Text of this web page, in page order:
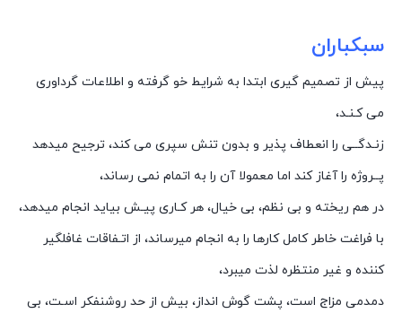
سبکباران
پیش از تصمیم گیری ابتدا به شرایط خو گرفته و اطلاعات گرداوری
می کـنـد،
زنـدگــی را انعطاف پذیر و بدون تنش سپری می کند، ترجیح میدهد
پــروژه را آغاز کند اما معمولا آن را به اتمام نمی رساند،
در هم ریخته و بی نظم، بی خیال، هر کـاری پیـش بیاید انجام میدهد،
با فراغت خاطر کامل کارها را به انجام میرساند، از اتـفاقات غافلگیر
کننده و غیر منتظره لذت میبرد،
دمدمی مزاج است، پشت گوش انداز، بیش از حد روشنفکر اسـت، بی